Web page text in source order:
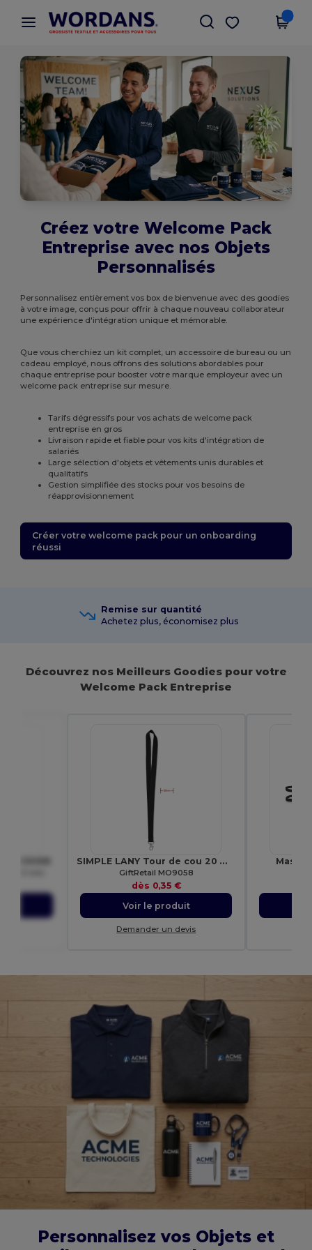
× Appli Wordans
Meilleurs prix sur l’app !
Obtenir l'appli
Créez votre Welcome Pack
Entreprise avec nos Objets
Personnalisés
Personnalisez entièrement vos box de bienvenue avec des goodies
à votre image, conçus pour offrir à chaque nouveau collaborateur
une expérience d'intégration unique et mémorable.
Que vous cherchiez un kit complet, un accessoire de bureau ou un
cadeau employé, nous offrons des solutions abordables pour
chaque entreprise pour booster votre marque employeur avec un
welcome pack entreprise sur mesure.
Tarifs dégressifs pour vos achats de welcome pack
entreprise en gros
Livraison rapide et fiable pour vos kits d'intégration de
salariés
Large sélection d'objets et vêtements unis durables et
qualitatifs
Gestion simplifiée des stocks pour vos besoins de
réapprovisionnement
Créer votre welcome pack pour un onboarding
réussi
Remise sur quantité
Achetez plus, économisez plus
Découvrez nos Meilleurs Goodies pour votre
Welcome Pack Entreprise
SIMPLE LANY Tour de cou 20 mm
GiftRetail MO9058
dès 0,35 €
Voir le produit
Demander un devis
Personnalisez vos Objets et